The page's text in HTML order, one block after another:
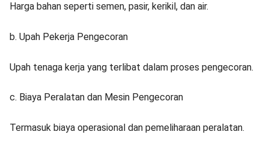
Harga bahan seperti semen, pasir, kerikil, dan air.
b. Upah Pekerja Pengecoran
Upah tenaga kerja yang terlibat dalam proses pengecoran.
c. Biaya Peralatan dan Mesin Pengecoran
Termasuk biaya operasional dan pemeliharaan peralatan.